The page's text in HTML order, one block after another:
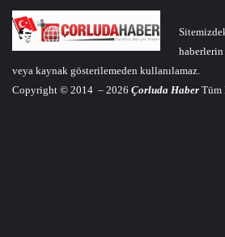
haberlerin
veya kaynak gösterilemeden kullanılamaz.
Copyright © 2014 – 2026 Çorluda Haber Tüm